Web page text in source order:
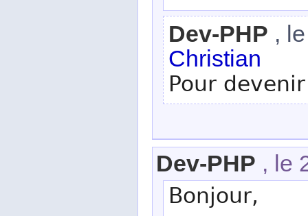
Dev-PHP ,
Christian
Pour
Dev-PHP , le
Bonjour,